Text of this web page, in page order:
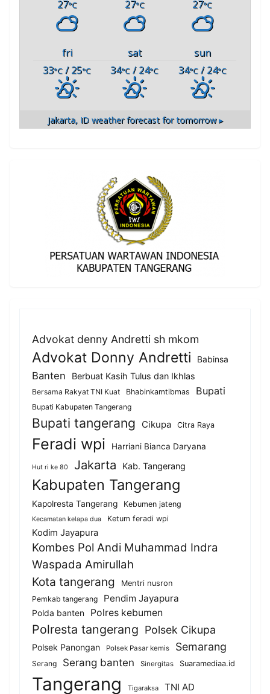
27°C 27°C 27°C
fri sat
sun
33°C / 25°C 34°C / 24°C 34°C/ 24°C
Jakarta, IDweather forecast for tomorrow ▸
Advokat denny Andretti sh mkom
Advokat Donny Andretti Babinsa
Banten Berbuat Kasih Tulus dan Ikhlas
Bersama Rakyat TNI Kuat Bhabinkamtibmas Bupati
Bupati Kabupaten Tangerang
Bupati tangerang Cikupa Citra Raya
Feradi wpi Harriani Bianca Daryana
Hut ri ke 80 Jakarta Kab. Tangerang
Kabupaten Tangerang
Kapolresta Tangerang Kebumen jateng
Kecamatan kelapa dua Ketum feradi wpi
Kodim Jayapura
Kombes Pol Andi Muhammad Indra
Waspada Amirullah
Kota tangerang
Mentri nusron
Pemkab tangerang
Pendim Jayapura
Polda banten Polres kebumen
Polresta tangerang Polsek Cikupa
Polsek Panongan Polsek Pasar kemis Semarang
Serang Serang banten Sinergitas Suaramediaa.id
Tangerang Tigaraksa
TNI AD